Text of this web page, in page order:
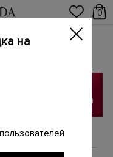
0
СОРТИРОВАТЬ
на